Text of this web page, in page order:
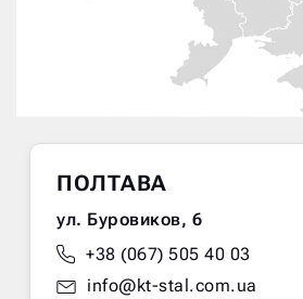
ПОЛТАВА
ул. Буровиков, 6
+38 (067) 505 40 03
info@kt-stal.com.ua